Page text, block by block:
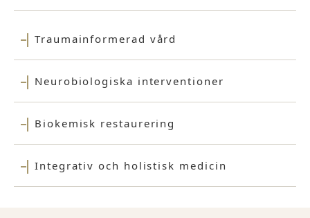
Traumainformerad vård
Neurobiologiska interventioner
Biokemisk restaurering
Integrativ och holistisk medicin